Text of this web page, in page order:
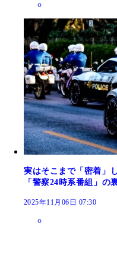
実はそこまで「密着」
「警察24時系番組」の
2025年11月06日 07:30